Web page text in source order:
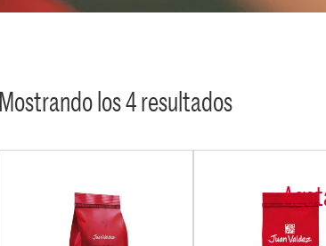
Mostrando los 4 resultados